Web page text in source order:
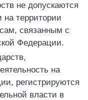
не допускаются
территории
связанным с
Федерации.
на
регистрируются
власти в